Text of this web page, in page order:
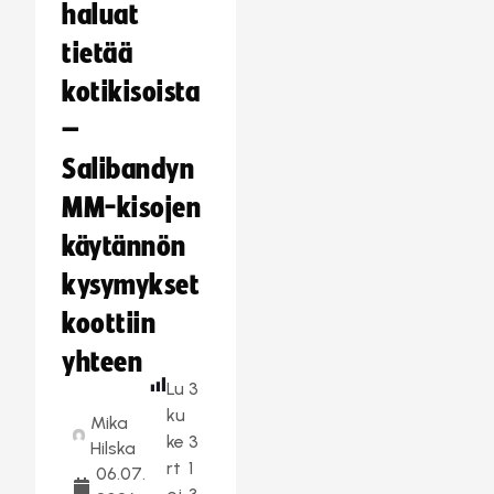
haluat
tietää
kotikisoista
–
Salibandyn
MM-kisojen
käytännön
kysymykset
koottiin
yhteen
Mika
Hilska
06.07.
Lu
ku
ke
rt
3
3
1